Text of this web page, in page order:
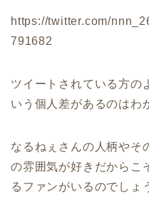
https://twitter.com/
791682
ツイートされている方の
いう個人差があるのはわ
なるねぇさんの人柄やそ
の雰囲気が好きだからこ
るファンがいるのでしょ